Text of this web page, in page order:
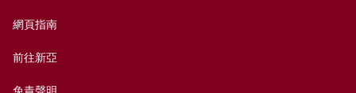
網頁指南
前往新亞